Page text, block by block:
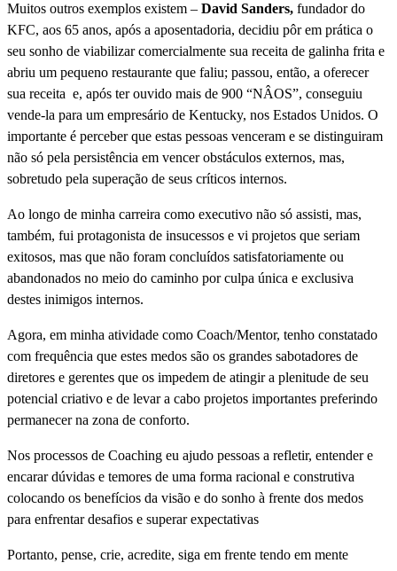
Muitos outros exemplos existem – David Sanders, fundador do
KFC, aos 65 anos, após a aposentadoria, decidiu pôr em prática o
seu sonho de viabilizar comercialmente sua receita de galinha frita e
abriu um pequeno restaurante que faliu; passou, então, a oferecer
sua receita e, após ter ouvido mais de 900 “NÂOS”, conseguiu
vende-la para um empresário de Kentucky, nos Estados Unidos. O
importante é perceber que estas pessoas venceram e se distinguiram
não só pela persistência em vencer obstáculos externos, mas,
sobretudo pela superação de seus críticos internos.
Ao longo de minha carreira como executivo não só assisti, mas,
também, fui protagonista de insucessos e vi projetos que seriam
exitosos, mas que não foram concluídos satisfatoriamente ou
abandonados no meio do caminho por culpa única e exclusiva
destes inimigos internos.
Agora, em minha atividade como Coach/Mentor, tenho constatado
com frequência que estes medos são os grandes sabotadores de
diretores e gerentes que os impedem de atingir a plenitude de seu
potencial criativo e de levar a cabo projetos importantes preferindo
permanecer na zona de conforto.
Nos processos de Coaching eu ajudo pessoas a refletir, entender e
encarar dúvidas e temores de uma forma racional e construtiva
colocando os benefícios da visão e do sonho à frente dos medos
para enfrentar desafios e superar expectativas
Portanto, pense, crie, acredite, siga em frente tendo em mente